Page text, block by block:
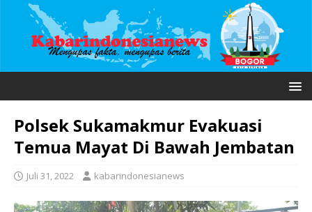
Polsek Sukamakmur Evakuasi
Temua Mayat Di Bawah Jembatan
Juli 31, 2022 kabarindonesianews